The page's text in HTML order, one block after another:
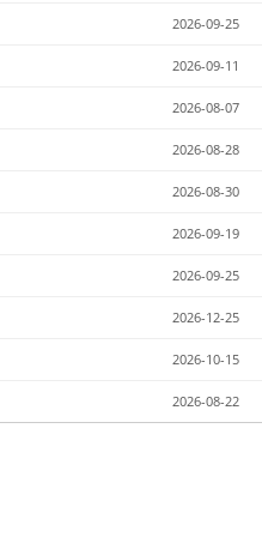
2026-09-25
2026-09-11
2026-08-07
2026-08-28
2026-08-30
2026-09-19
2026-09-25
2026-12-25
2026-10-15
2026-08-22